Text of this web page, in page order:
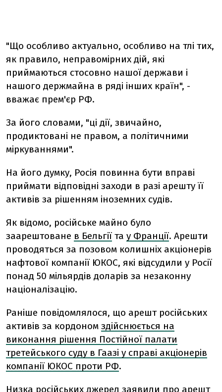
"Що особливо актуально, особливо на тлі тих,
як правило, неправомірних дій, які
приймаються стосовно нашої держави і
нашого держмайна в ряді інших країн", -
вважає прем'єр РФ.
За його словами, "ці дії, звичайно,
продиктовані не правом, а політичними
міркуваннями".
На його думку, Росія повинна бути вправі
приймати відповідні заходи в разі арешту її
активів за рішенням іноземних судів.
Як відомо, російське майно було
заарештоване в Бельгії та у Франції. Арешти
проводяться за позовом колишніх акціонерів
нафтової компанії ЮКОС, які відсудили у Росії
понад 50 мільярдів доларів за незаконну
націоналізацію.
Раніше повідомлялося, що арешт російських
активів за кордоном здійснюється на
виконання рішення Постійної палати
третейського суду в Гаазі у справі акціонерів
компанії ЮКОС проти РФ.
Низка російських джерел заявили про арешт